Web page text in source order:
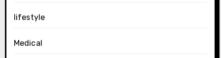
lifestyle
Medical